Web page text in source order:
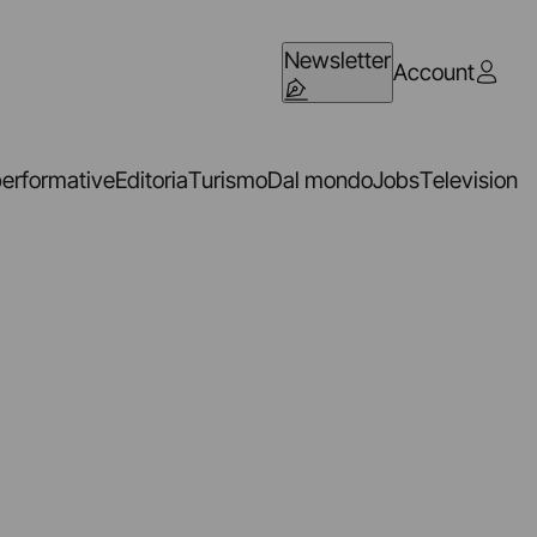
NewsletterAccount
EditoriaTurismoDal mondoJobsTelevision